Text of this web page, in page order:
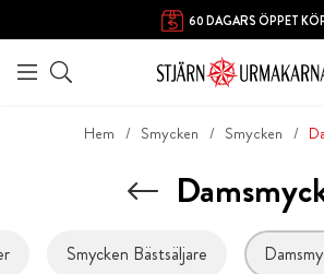
60 DAGARS ÖPPET
Hem Smycken Smycken
Smycken Bästsäljare